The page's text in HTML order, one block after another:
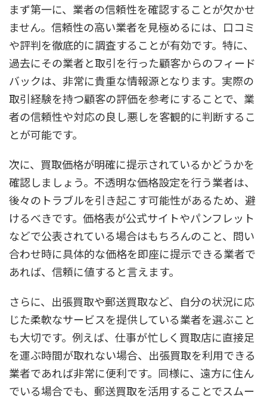
まず第一に、業者の信頼性を確認することが欠かせ
ません。信頼性の高い業者を見極めるには、口コミ
や評判を徹底的に調査することが有効です。特に、
過去にその業者と取引を行った顧客からのフィード
バックは、非常に貴重な情報源となります。実際の
取引経験を持つ顧客の評価を参考にすることで、業
者の信頼性や対応の良し悪しを客観的に判断するこ
とが可能です。
次に、買取価格が明確に提示されているかどうかを
確認しましょう。不透明な価格設定を行う業者は、
後々のトラブルを引き起こす可能性があるため、避
けるべきです。価格表が公式サイトやパンフレット
などで公表されている場合はもちろんのこと、問い
合わせ時に具体的な価格を即座に提示できる業者で
あれば、信頼に値すると言えます。
さらに、出張買取や郵送買取など、自分の状況に応
じた柔軟なサービスを提供している業者を選ぶこと
も大切です。例えば、仕事が忙しく買取店に直接足
を運ぶ時間が取れない場合、出張買取を利用できる
業者であれば非常に便利です。同様に、遠方に住ん
でいる場合でも、郵送買取を活用することでスムー